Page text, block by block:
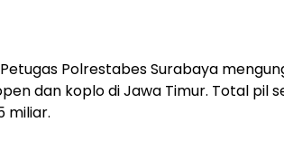
Petugas Polrestabes Surabaya
dan koplo di Jawa Timur. Total pil
miliar.